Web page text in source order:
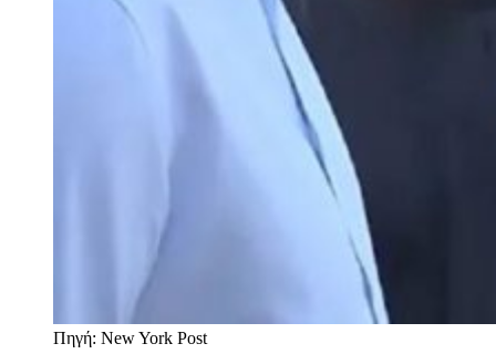
Πηγή: New York Post